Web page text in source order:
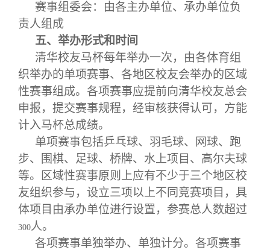
赛事组委会：由各主办单位、承办单位负
责人组成
五、举办形式和时间
清华校友马杯每年举办一次，由各体育组
织举办的单项赛事、各地区校友会举办的区域
性赛事组成。各项赛事应提前向清华校友总会
申报，提交赛事规程，经审核获得认可，方能
计入马杯总成绩。
单项赛事包括乒乓球、羽毛球、网球、跑
步、围棋、足球、桥牌、水上项目、高尔夫球
等。区域性赛事原则上应有不少于三个地区校
友组织参与，设立三项以上不同竞赛项目，具
体项目由承办单位进行设置，参赛总人数超过
300人。
各项赛事单独举办、单独计分。各项赛事